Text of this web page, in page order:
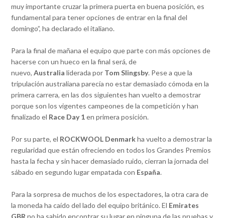
muy importante cruzar la primera puerta en buena posición, es
fundamental para tener opciones de entrar en la final del
domingo”, ha declarado el italiano.
Para la final de mañana el equipo que parte con más opciones de
hacerse con un hueco en la final será, de
nuevo,Australia liderada por Tom Slingsby. Pese a que la
tripulación australiana parecía no estar demasiado cómoda en la
primera carrera, en las dos siguientes han vuelto a demostrar
porque son los vigentes campeones de la competición y han
finalizado el Race Day 1en primera posición.
Por su parte, el ROCKWOOL Denmarkha vuelto a demostrar la
regularidad que están ofreciendo en todos los Grandes Premios
hasta la fecha y sin hacer demasiado ruido, cierran la jornada del
sábado en segundo lugar empatada con España.
Para la sorpresa de muchos de los espectadores, la otra cara de
la moneda ha caído del lado del equipo británico. El Emirates
GBR no ha sabido encontrar su lugar en ninguna de las pruebas y